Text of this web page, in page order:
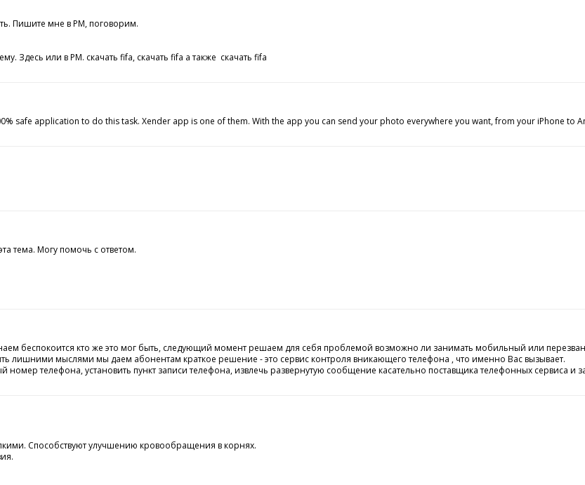
Пишите мне в PM, поговорим.
Здесь или в PM. скачать fifa, скачать fifa а также скачать fifa
safe application to do this task. Xender app is one of them. With the app you can send your photo everywhere you want, from your iPhone
тема. Могу помочь с ответом.
беспокоится кто же это мог быть, следующий момент решаем для себя проблемой возможно ли занимать мобильный или
лишними мыслями мы даем абонентам краткое решение - это сервис контроля вникающего телефона , что именно Вас вызывает.
телефона, установить пункт записи телефона, извлечь развернутую сообщение касательно поставщика телефонных
Способствуют улучшению кровообращения в корнях.